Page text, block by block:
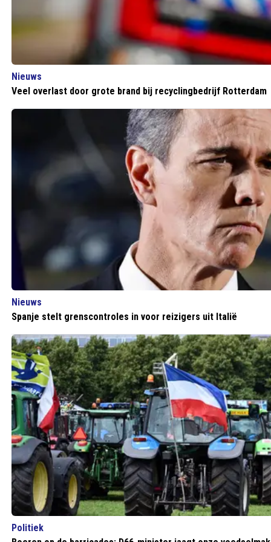
Nieuws
Veel overlast door grote brand bij recyclingbedrijf Rotterdam
Nieuws
Spanje stelt grenscontroles in voor reizigers uit Italië
Politiek